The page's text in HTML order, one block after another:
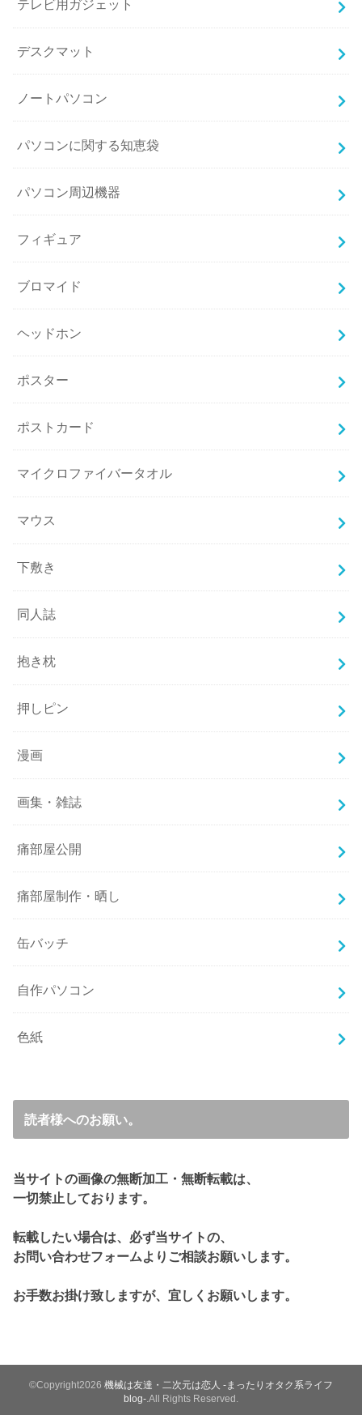
テレビ用ガジェット
デスクマット
ノートパソコン
パソコンに関する知恵袋
パソコン周辺機器
フィギュア
ブロマイド
ヘッドホン
ポスター
ポストカード
マイクロファイバータオル
マウス
下敷き
同人誌
抱き枕
押しピン
漫画
画集・雑誌
痛部屋公開
痛部屋制作・晒し
缶バッチ
自作パソコン
色紙
読者様へのお願い。
当サイトの画像の無断加工・無断転載は、
一切禁止しております。
転載したい場合は、必ず当サイトの、
お問い合わせフォームよりご相談お願いします。
お手数お掛け致しますが、宜しくお願いします。
©Copyright2026 機械は友達・二次元は恋人 -まったりオタク系ライフ
blog- .All Rights Reserved.